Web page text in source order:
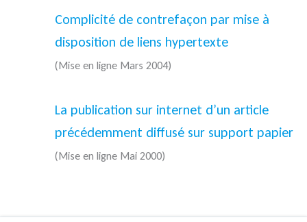
Complicité de contrefaçon par mise à
disposition de liens hypertexte
(Mise en ligne Mars 2004)
La publication sur internet d’un article
précédemment diffusé sur support papier
(Mise en ligne Mai 2000)